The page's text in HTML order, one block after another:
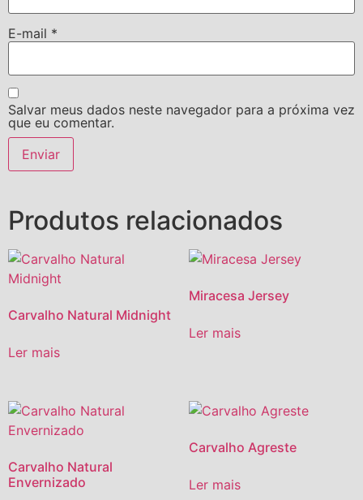
E-mail *
Salvar meus dados neste navegador para a próxima vez
que eu comentar.
Produtos relacionados
Carvalho Natural Midnight
Ler mais
Miracesa Jersey
Ler mais
Carvalho Natural
Envernizado
Carvalho Agreste
Ler mais